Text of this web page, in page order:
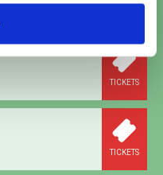
TICKETS
TICKETS